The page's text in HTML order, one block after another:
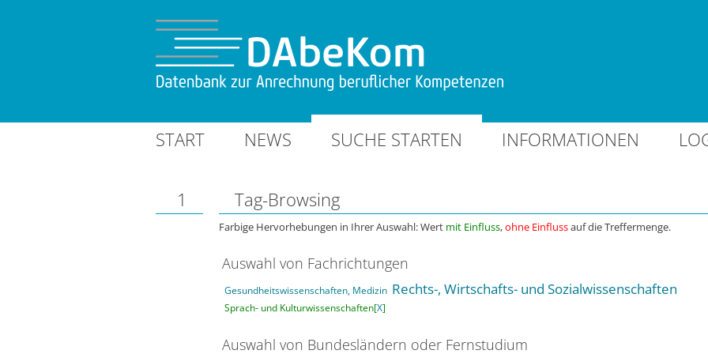
START NEWS SUCHE STARTEN INFORMATIONEN
1 Tag-Browsing
Farbige Hervorhebungen in Ihrer Auswahl: Wert mit Einfluss,ohne Einflussauf die Treffermenge.
Auswahl von Fachrichtungen
Gesundheitswissenschaften, Medizin Rechts-, Wirtschafts- und Sozialwissenschaften
Sprach- und Kulturwissenschaften[X]
Auswahl von Bundesländern oder Fernstudium